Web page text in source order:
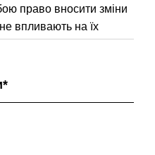
право вносити зміни
не впливають на їх